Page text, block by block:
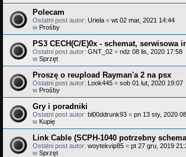
Polecam
Ostatni post autor: Uriela « wt 02 mar, 2021 14:44
w Prośby
PS3 CECH(C/E)0x - schemat, serwisowa
Ostatni post autor: GNT_02 « ndz 08 lis, 2020 17:58
w Sprzęt
Proszę o reupload Rayman'a 2 na psx
Ostatni post autor: Look445 « sob 01 lut, 2020 19:07
w Prośby
Gry i poradniki
Ostatni post autor: bl00ddrunk93 « pn 13 sty, 2020
w Kupię
Link Cable (SCPH-1040 potrzebny
Ostatni post autor: woytekvip85 « pt 27 gru, 2019
w Sprzęt